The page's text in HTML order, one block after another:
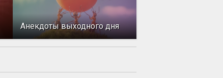
Анекдоты выходного дня